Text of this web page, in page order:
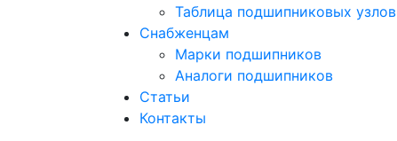
Таблица подшипниковых узлов
Снабженцам
Марки подшипников
Аналоги подшипников
Статьи
Контакты